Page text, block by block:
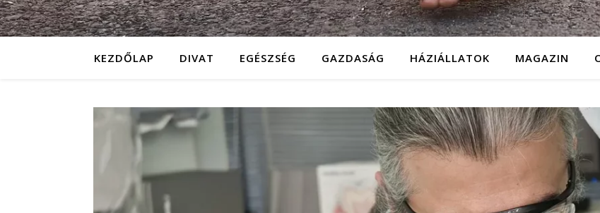
KEZDŐLAP DIVAT EGÉSZSÉG GAZDASÁG HÁZIÁLLATOK MAGAZIN